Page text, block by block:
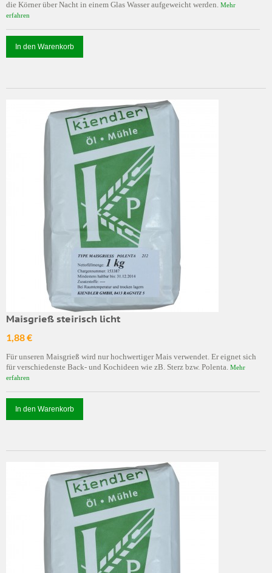
die Körner über Nacht in einem Glas Wasser aufgeweicht werden. Mehr
erfahren
In den Warenkorb
Maisgrieß steirisch licht
1,88 €
Für unseren Maisgrieß wird nur hochwertiger Mais verwendet. Er eignet sich
für verschiedenste Back- und Kochideen wie zB. Sterz bzw. Polenta. Mehr
erfahren
In den Warenkorb